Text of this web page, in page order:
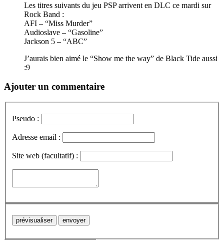
Les titres suivants du jeu PSP arrivent en DLC ce mardi sur
Rock Band :
AFI – “Miss Murder”
Audioslave – “Gasoline”
Jackson 5 – “ABC”
J’aurais bien aimé le “Show me the way” de Black Tide aussi
:9
Ajouter un commentaire
Pseudo :
Adresse email :
Site web (facultatif) :